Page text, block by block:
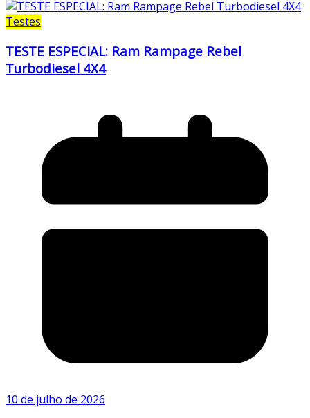
Testes
TESTE ESPECIAL: Ram Rampage Rebel
Turbodiesel 4X4
10 de julho de 2026